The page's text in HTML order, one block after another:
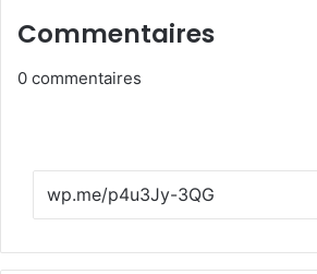
Commentaires
0 commentaires